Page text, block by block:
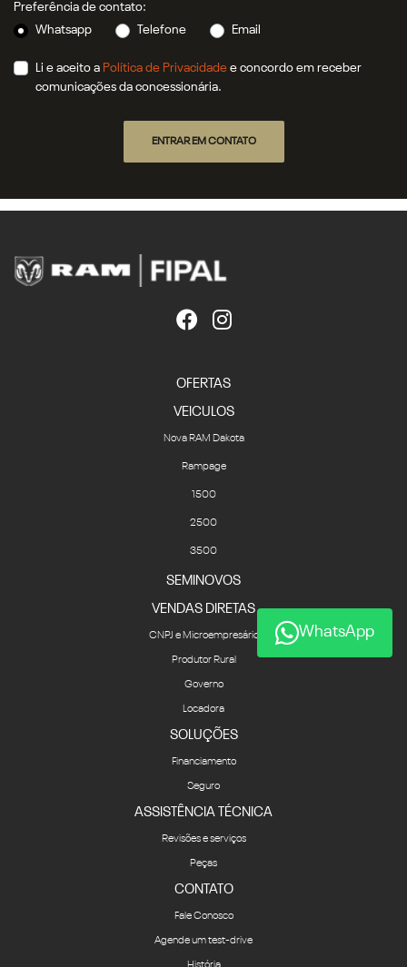
Preferência de contato:
Whatsapp
Telefone Email
Li e aceito a Política de Privacidade e concordo em receber
comunicações da concessionária.
ENTRAR EM CONTATO
OFERTAS
VEICULOS
Nova RAM Dakota
Rampage
1500
2500
3500
SEMINOVOS
VENDAS DIRETAS
CNPJ e Microempresário
Produtor Rural
Governo
Locadora
SOLUÇÕES
Financiamento
Seguro
ASSISTÊNCIA TÉCNICA
Revisões e serviços
Peças
CONTATO
Fale Conosco
Agende um test-drive
WhatsApp